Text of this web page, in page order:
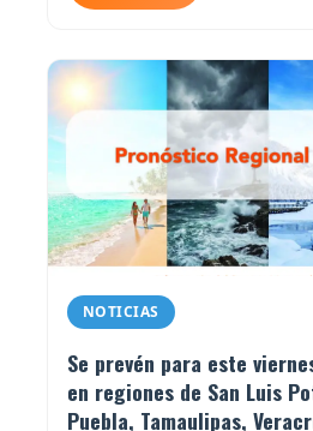
NOTICIAS
Se prevén para este
en regiones de San Luis
Puebla, Tamaulipas,